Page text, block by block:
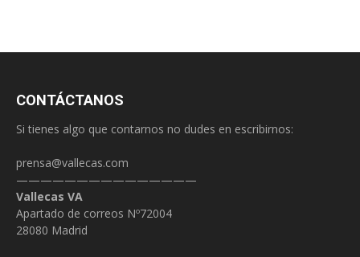
CONTÁCTANOS
Si tienes algo que contarnos no dudes en escribirnos:
prensa@vallecas.com
———————————————
Vallecas VA
Apartado de correos Nº72004
28080 Madrid